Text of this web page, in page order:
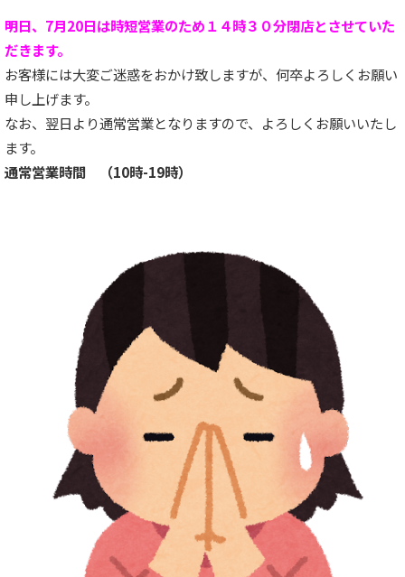
明日、7月20日は時短営業のため１４時３０分閉店とさせていた
だきます。
お客様には大変ご迷惑をおかけ致しますが、何卒よろしくお願い
申し上げます。
なお、翌日より通常営業となりますので、よろしくお願いいたし
ます。
通常営業時間 （10時-19時）